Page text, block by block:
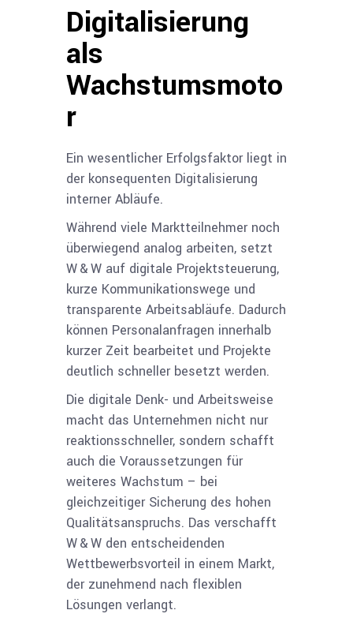
Digitalisierung
als
Wachstumsmoto
r
Ein wesentlicher Erfolgsfaktor liegt in
der konsequenten Digitalisierung
interner Abläufe.
Während viele Marktteilnehmer noch
überwiegend analog arbeiten, setzt
W & W auf digitale Projektsteuerung,
kurze Kommunikationswege und
transparente Arbeitsabläufe. Dadurch
können Personalanfragen innerhalb
kurzer Zeit bearbeitet und Projekte
deutlich schneller besetzt werden.
Die digitale Denk- und Arbeitsweise
macht das Unternehmen nicht nur
reaktionsschneller, sondern schafft
auch die Voraussetzungen für
weiteres Wachstum – bei
gleichzeitiger Sicherung des hohen
Qualitätsanspruchs. Das verschafft
W & W den entscheidenden
Wettbewerbsvorteil in einem Markt,
der zunehmend nach flexiblen
Lösungen verlangt.